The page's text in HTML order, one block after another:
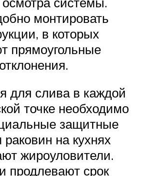
монтировать
в которых
прямоугольные
для слива в каждой
точке необходимо
защитные
раковин на кухнях
жироуловители.
продлевают срок